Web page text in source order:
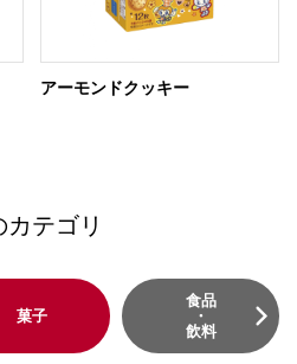
アーモンドクッキー
カテゴリ
菓子
食品
・
飲料